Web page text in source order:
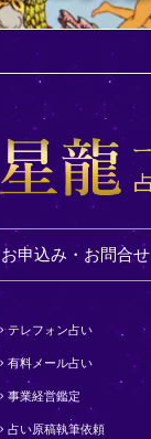
お申込み・お問合せ
テレフォン占い
有料メール占い
事業経営鑑定
占い原稿執筆依頼